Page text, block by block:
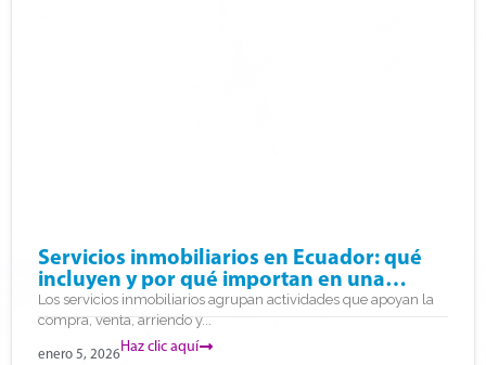
Servicios inmobiliarios en Ecuador: qué
incluyen y por qué importan en una
decisión
Los servicios inmobiliarios agrupan actividades que apoyan la
compra, venta, arriendo y...
enero 5, 2026Haz clic aquí